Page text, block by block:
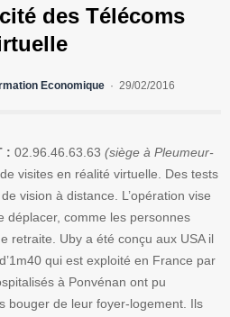
des Télécoms
Economique 29/02/2016
: 02.96.46.63.63 (siège à Pleumeur-
visites en réalité virtuelle. Des tests
vision à distance. L’opération vise
déplacer, comme les personnes
retraite. Uby a été conçu aux USA il
qui est exploité en France par
à Ponvénan ont pu
bouger de leur foyer-logement. Ils